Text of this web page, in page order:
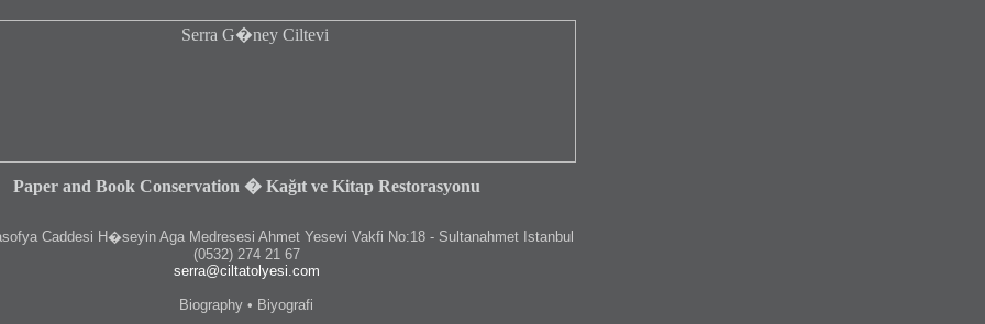
Paper and Book Conservation � Kağıt ve Kitap Restorasyonu
Caddesi H�seyin Aga Medresesi Ahmet Yesevi Vakfi No:18 - Sultanahmet Istanbul
(0532) 274 21 67
serra@ciltatolyesi.com
Biography • Biyografi